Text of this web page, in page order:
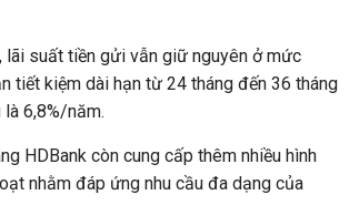
lãi suất tiền gửi vẫn giữ nguyên ở mức
tiết kiệm dài hạn từ 24 tháng đến 36 tháng
6,8%/năm.
HDBank còn cung cấp thêm nhiều hình
nhằm đáp ứng nhu cầu đa dạng của